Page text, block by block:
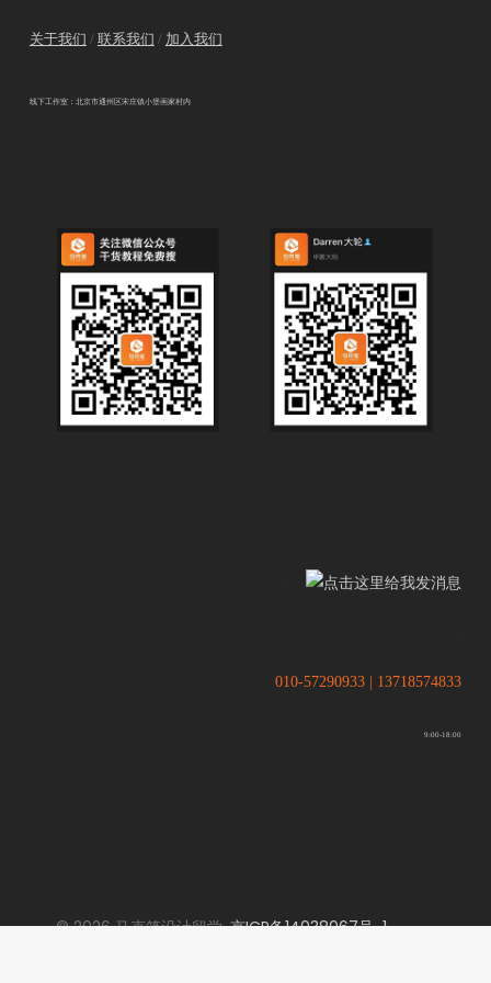
关于我们 / 联系我们 / 加入我们
线下工作室：北京市通州区宋庄镇小堡画家村内
010-57290933 | 13718574833
9:00-18:00
© 2026 马克笔设计留学.京ICP备14038067号-1